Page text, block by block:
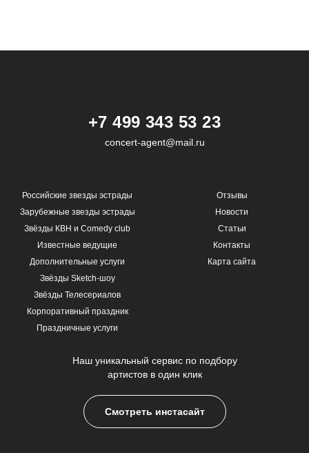
+7 499 343 53 23
concert-agent@mail.ru
Российские звезды эстрады
Зарубежные звезды эстрады
Звёзды КВН и Comedy club
Известные ведущие
Дополнительные услуги
Звёзды Sketch-шоу
Звёзды Телесериалов
Корпоративный праздник
Праздничные услуги
Отзывы
Новости
Статьи
Контакты
Карта сайта
Наш уникальный сервис по подбору
артистов в один клик
Смотреть инстасайт